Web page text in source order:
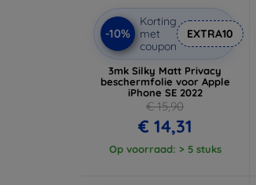
-10%
Korting
met
coupon
EXTRA10
3mk Silky Matt Privacy
beschermfolie voor Apple
iPhone SE 2022
€ 15,90
€ 14,31
Op voorraad: > 5 stuks